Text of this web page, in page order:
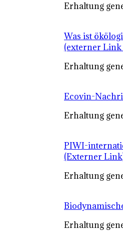
Erhaltung
Was ist
(externer Link
Erhaltung
Ecovin-
Erhaltung
PIWI-
(Externer
Erhaltung
Erhaltung